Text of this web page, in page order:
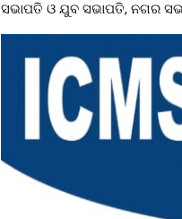
ସଭାପତି ଓ ଯୁବ ସଭାପତି, ନଗର